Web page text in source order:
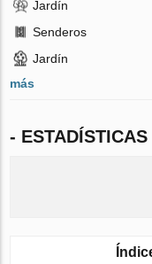
Jardín
Senderos
Jardín
más
- ESTADÍSTICAS